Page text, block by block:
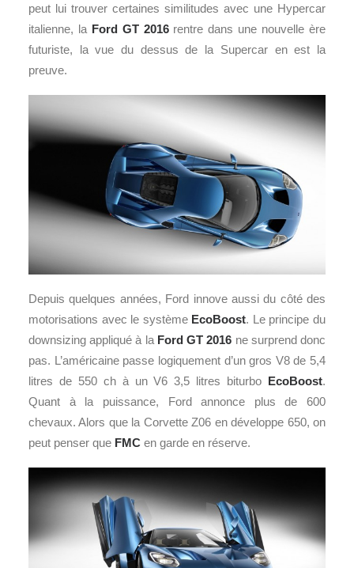
peut lui trouver certaines similitudes avec une Hypercar
italienne, la Ford GT 2016rentre dans une nouvelle ère
futuriste, la vue du dessus de la Supercar en est la
preuve.
Depuis quelques années, Ford innove aussi du côté des
motorisations avec le système EcoBoost. Le principe du
downsizing appliqué à la Ford GT 2016 ne surprend donc
pas. L’américaine passe logiquement d’un gros V8 de 5,4
litres de 550 ch à un V6 3,5 litres biturbo EcoBoost.
Quant à la puissance, Ford annonce plus de 600
chevaux. Alors que la Corvette Z06 en développe 650, on
peut penser que FMC en garde en réserve.